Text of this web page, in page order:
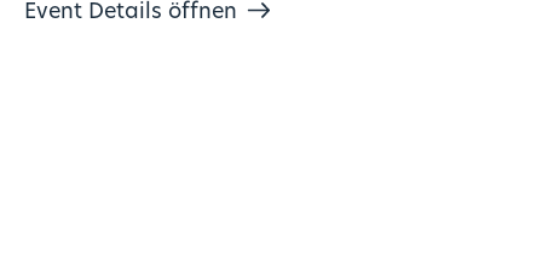
Event Details öffnen